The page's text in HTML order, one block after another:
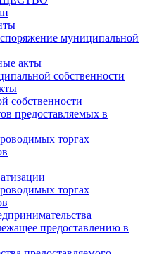
муниципальной
акты
собственности
собственности
предоставляемых в
торгах
торгах
предоставлению в